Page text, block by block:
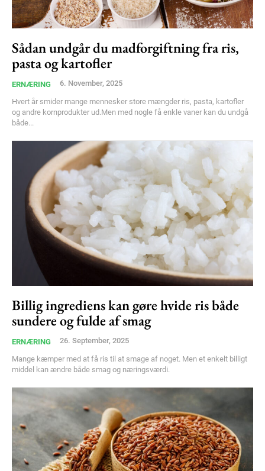
Free limited access
Gratis
Praesent euismod ac
Ut mollis pellentesque tortor
Nullam eu erat condimentum
Donec quis est ac felis
Orci varius natoque dolor
Member full access
100DKK / year
Etiam est nibh, lobortis sit
Praesent euismod ac
Ut mollis pellentesque tortor
Nullam eu erat condimentum
Donec quis est ac felis
Sådan undgår du madforgiftning fra ris,
pasta og kartofler
ERNÆRING 6. November, 2025
Hvert år smider mange mennesker store mængder ris, pasta, kartofler
og andre kornprodukter ud.Men med nogle få enkle vaner kan du undgå
både...
Billig ingrediens kan gøre hvide ris både
sundere og fulde af smag
ERNÆRING 26. September, 2025
Mange kæmper med at få ris til at smage af noget. Men et enkelt billigt
middel kan ændre både smag og næringsværdi.